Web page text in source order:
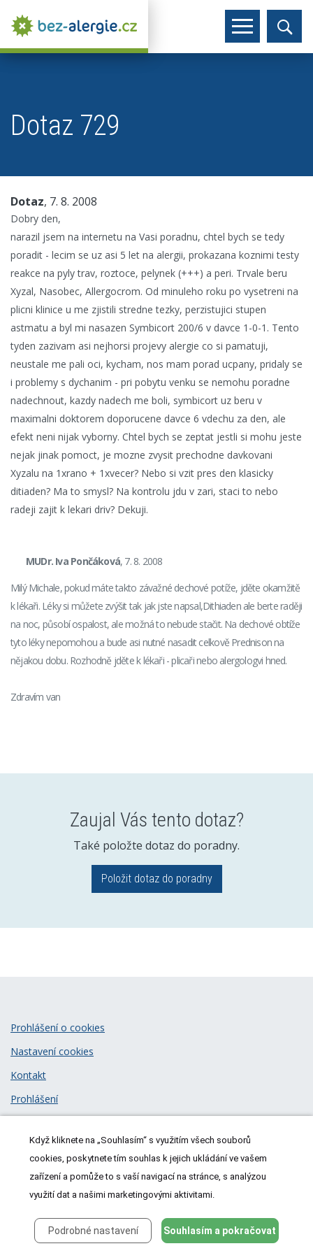
Dotaz 729
Dotaz, 7. 8. 2008
Dobry den,
narazil jsem na internetu na Vasi poradnu, chtel bych se tedy
poradit - lecim se uz asi 5 let na alergii, prokazana koznimi testy
reakce na pyly trav, roztoce, pelynek (+++) a peri. Trvale beru
Xyzal, Nasobec, Allergocrom. Od minuleho roku po vysetreni na
plicni klinice u me zjistili stredne tezky, perzistujici stupen
astmatu a byl mi nasazen Symbicort 200/6 v davce 1-0-1. Tento
tyden zazivam asi nejhorsi projevy alergie co si pamatuji,
neustale me pali oci, kycham, nos mam porad ucpany, pridaly se
i problemy s dychanim - pri pobytu venku se nemohu poradne
nadechnout, kazdy nadech me boli, symbicort uz beru v
maximalni doktorem doporucene davce 6 vdechu za den, ale
efekt neni nijak vyborny. Chtel bych se zeptat jestli si mohu jeste
nejak jinak pomoct, je mozne zvysit prechodne davkovani
Xyzalu na 1xrano + 1xvecer? Nebo si vzit pres den klasicky
ditiaden? Ma to smysl? Na kontrolu jdu v zari, staci to nebo
radeji zajit k lekari driv? Dekuji.
MUDr. Iva Pončáková, 7. 8. 2008
Milý Michale, pokud máte takto závažné dechové potíže, jděte okamžitě
k lékaři. Léky si můžete zvýšit tak jak jste napsal,Dithiaden ale berte raději
na noc, působí ospalost, ale možná to nebude stačit. Na dechové obtíže
tyto léky nepomohou a bude asi nutné nasadit celkově Prednison na
nějakou dobu. Rozhodně jděte k lékaři - plicaři nebo alergologvi hned.
Zdravím van
Zaujal Vás tento dotaz?
Také položte dotaz do poradny.
Položit dotaz do poradny
© 2026MeDitorial| ISSN 1805-3408
Prohlášení o cookies
Nastavení cookies
Kontakt
Prohlášení
Když kliknete na „Souhlasím“ s využitím všech souborů
cookies, poskytnete tím souhlas k jejich ukládání ve vašem
zařízení a pomůže to s vaší navigací na stránce, s analýzou
využití dat a našimi marketingovými aktivitami.
Podrobné nastavení Souhlasím a pokračovat